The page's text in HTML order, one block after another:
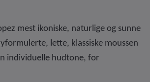
mest ikoniske, naturlige og sunne
lette, klassiske moussen
individuelle hudtone, for